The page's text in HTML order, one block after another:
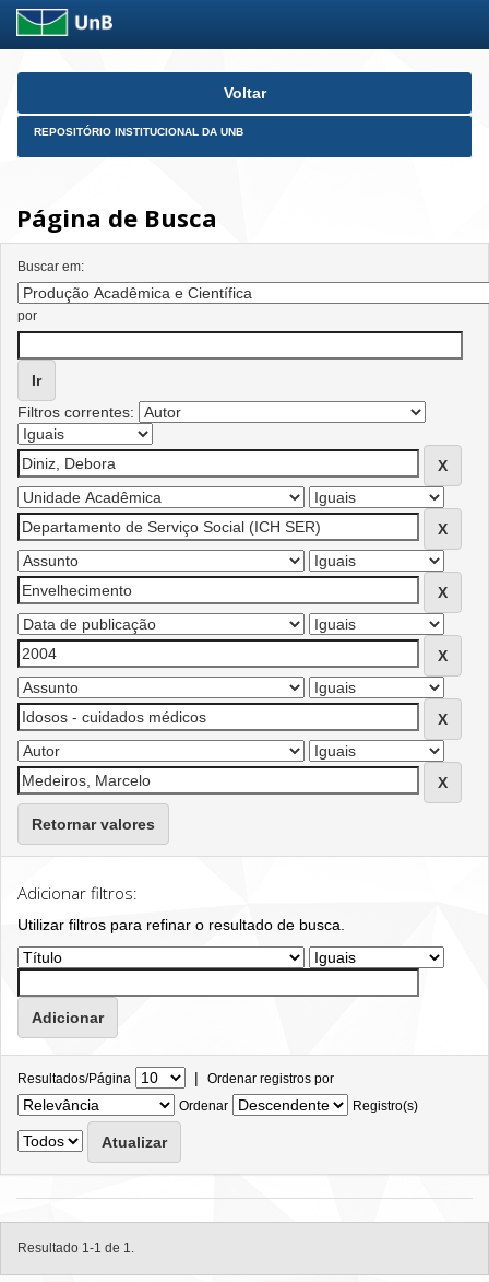
Skip
Voltar
REPOSITÓRIO INSTITUCIONAL DA UNB
Página de Busca
Buscar em:
por
Filtros correntes:
Retornar valores
Adicionar filtros:
Utilizar filtros para refinar o resultado de busca.
Resultados/Página | Ordenar registros por
Ordenar
Registro(s)
Resultado 1-1 de 1.